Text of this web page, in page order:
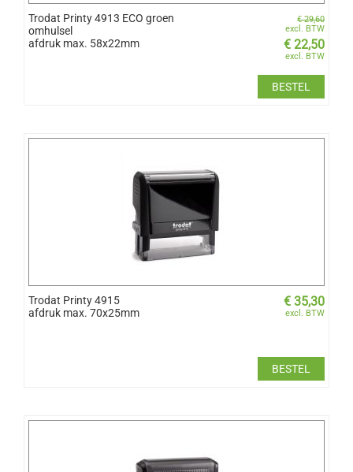
Trodat Printy 4913 ECO groen
omhulsel
afdruk max. 58x22mm
€29,60
excl. BTW
€ 22,50
excl. BTW
BESTEL
Trodat Printy 4915
afdruk max. 70x25mm
€ 35,30
excl. BTW
BESTEL